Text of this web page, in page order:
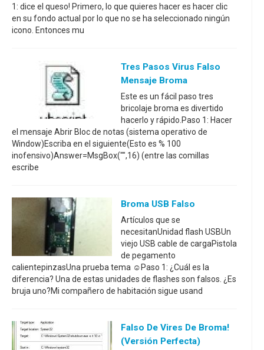
1: dice el queso! Primero, lo que quieres hacer es hacer clic
en su fondo actual por lo que no se ha seleccionado ningún
icono. Entonces mu
Tres Pasos Virus Falso
Mensaje Broma
Este es un fácil paso tres
bricolaje broma es divertido
hacerlo y rápido.Paso 1: Hacer
el mensaje Abrir Bloc de notas (sistema operativo de
Window)Escriba en el siguiente(Esto es % 100
inofensivo)Answer=MsgBox("",16) (entre las comillas
escribe
Broma USB Falso
Artículos que se
necesitanUnidad flash USBUn
viejo USB cable de cargaPistola
de pegamento
calientepinzasUna prueba tema ☺Paso 1: ¿Cuál es la
diferencia? Una de estas unidades de flashes son falsos. ¿Es
bruja uno?Mi compañero de habitación sigue usand
Falso De Vires De Broma!
(Versión Perfecta)